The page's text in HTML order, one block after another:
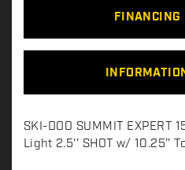
FINANCING
D
e
SKI-DOO SUMMIT EXPERT
Light 2.5'' SHOT w/ 10.25''